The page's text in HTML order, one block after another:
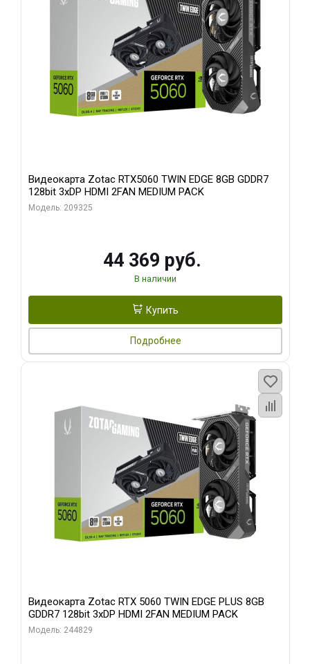
Видеокарта Zotac RTX5060 TWIN EDGE 8GB GDDR7
128bit 3xDP HDMI 2FAN MEDIUM PACK
Модель: 209325
44 369 руб.
В наличии
Купить
Подробнее
Видеокарта Zotac RTX 5060 TWIN EDGE PLUS 8GB
GDDR7 128bit 3xDP HDMI 2FAN MEDIUM PACK
Модель: 244829